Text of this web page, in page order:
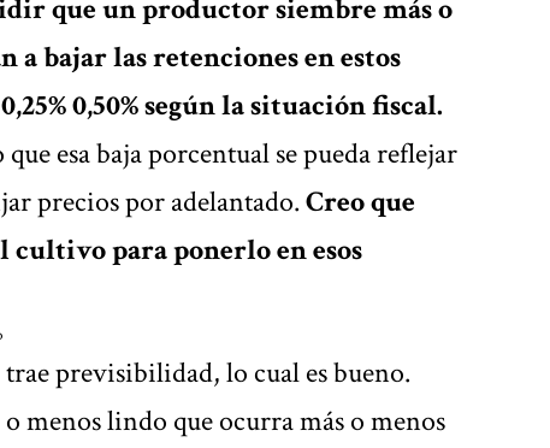
que un productor siembre más o
a bajar las retenciones en estos
0,50% según la situación fiscal.
esa baja porcentual se pueda reflejar
precios por adelantado.Creo que
cultivo para ponerlo en esos
previsibilidad, lo cual es bueno.
menos lindo que ocurra más o menos